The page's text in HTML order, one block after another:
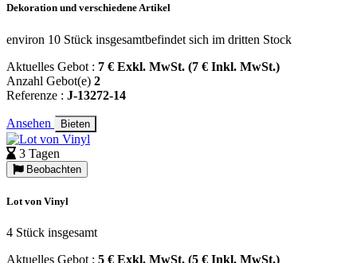
Dekoration und verschiedene Artikel
environ 10 Stück insgesamtbefindet sich im dritten Stock
Aktuelles Gebot : 7 € Exkl. MwSt. (7 € Inkl. MwSt.)
Anzahl Gebot(e) 2
Referenze : J-13272-14
Ansehen Bieten
3 Tagen
Beobachten
Lot von Vinyl
4 Stück insgesamt
Aktuelles Gebot : 5 € Exkl. MwSt. (5 € Inkl. MwSt.)